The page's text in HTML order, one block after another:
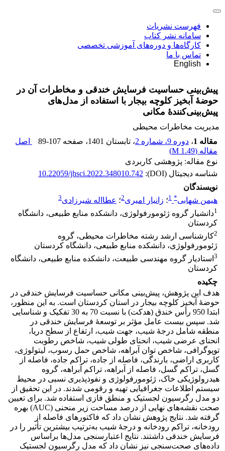
فهرست نشریات
سامانه نشر کتاب
کارگاه‌ها و دوره‌های آموزشی تخصصی
تماس با ما
English
پیش‌بینی حساسیت فرسایش خندقی و مخاطرات آن در
حوضۀ آبخیز کلوچه بیجار با استفاده از مدل‌های
پیش‌بینی‌کنندۀ مکانی
مدیریت مخاطرات محیطی
مقاله 1
، دوره 9، شماره 2 ، تابستان 1401 ، صفحه 89-107
اصل
مقاله (1.49 M
)
نوع مقاله: پژوهشی کاربردی
شناسه دیجیتال (DOI):
10.22059/jhsci.2022.348010.742
نویسندگان
هیمن شهابی*
1؛ زانیار امیری2؛ عطااله شیرزادی3
1دانشیار گروه ژئومورفولوژی، دانشکده منابع طبیعی، دانشگاه
کردستان
2کارشناسی ارشد رشته مخاطرات محیطی، گروه
ژئومورفولوژی، دانشکده منابع طبیعی، دانشگاه کردستان
3 استادیار گروه مهندسی طبیعت، دانشکده منابع طبیعی، دانشگاه
کردستان
چکیده
هدف این پژوهش، پیش‌بینی مکانی حساسیت فرسایش خندقی در
حوضۀ آبخیز کلوچه بیجار در استان کردستان است. به این منظور،
ابتدا 950 رأس خندق (هدکت) با نسبت 70 به 30 تفکیک و شناسایی
شد. سپس بیست عامل مؤثر بر توسعۀ فرسایش خندقی در
منطقه شامل درجۀ شیب، جهت شیب، ارتفاع از سطح دریا،
انحنای عرضی شیب، انحنای طولی شیب، شاخص رطوبت
توپوگرافی، شاخص توان آبراهه، شاخص حمل رسوب، لیتولوژی،
کاربری اراضی، بارندگی، فاصله از جاده، تراکم جاده، فاصله از
گسل، تراکم گسل، فاصله از آبراهه، تراکم آبراهه، گروه
هیدرولوژیکی خاک، ژئومورفولوژی و نفوذپذیری نسبی در محیط
سیستم اطلاعات جغرافیایی تهیه و رقومی شدند. در این تحقیق از
دو مدل رگرسیون لجستیک و منطق فازی استفاده شد. برای تعیین
صحت نقشه‌های نهایی از درصد مساحت زیر منحنی (AUC) بهره
گرفته شد. نتایج پژوهش نشان داد که فاکتورهای فاصله از
رودخانه، تراکم رودخانه و درجۀ شیب به‌ترتیب بیشترین تأثیر را در
فرسایش خندقی داشتند. نتایج اعتبارسنجی مدل‌ها براساس
داده‌های صحت‌سنجی نیز نشان داد که مدل رگرسیون لجستیک